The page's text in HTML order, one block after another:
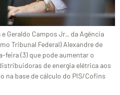
Geraldo Campos Jr., da Agência
Tribunal Federal) Alexandre de
feira (3) que pode aumentar o
de energia elétrica aos
na base de cálculo do PIS/Cofins